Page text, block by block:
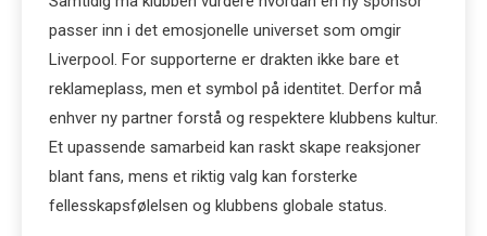
passer inn i det emosjonelle universet som omgir
Liverpool. For supporterne er drakten ikke bare et
reklameplass, men et symbol på identitet. Derfor må
enhver ny partner forstå og respektere klubbens kultur.
Et upassende samarbeid kan raskt skape reaksjoner
blant fans, mens et riktig valg kan forsterke
fellesskapsfølelsen og klubbens globale status.